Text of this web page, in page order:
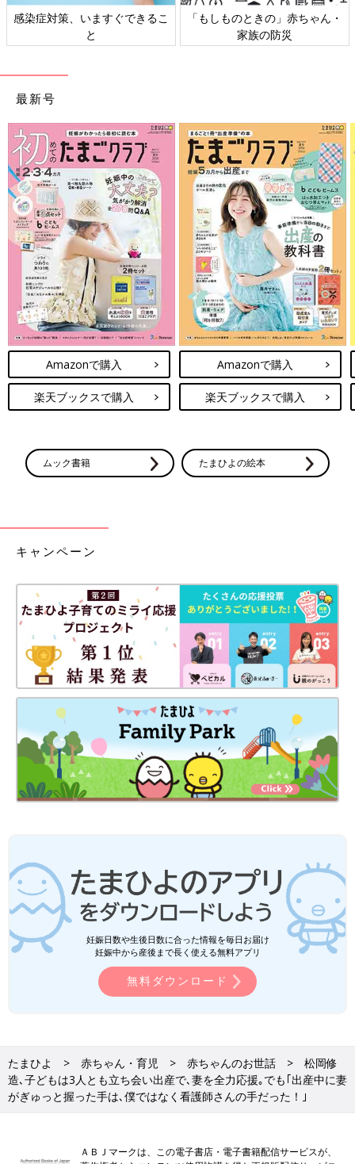
感染症対策、いますぐできるこ
と
「もしものときの」赤ちゃん・
家族の防災
最新号
Amazonで購入
楽天ブックスで購入
Amazonで購入
楽天ブックスで購入
ムック書籍 たまひよの絵本
キャンペーン
妊娠日数や生後日数に合った情報を毎日お届け
妊娠中から産後まで長く使える無料アプリ
無料ダウンロード
たまひよ 赤ちゃん・育児 赤ちゃんのお世話
松岡修
造､子どもは3人とも立ち会い出産で､妻を全力応援｡でも｢出産中に妻
がぎゅっと握った手は､僕ではなく看護師さんの手だった！｣
ＡＢＪマークは、この電子書店・電子書籍配信サービスが、